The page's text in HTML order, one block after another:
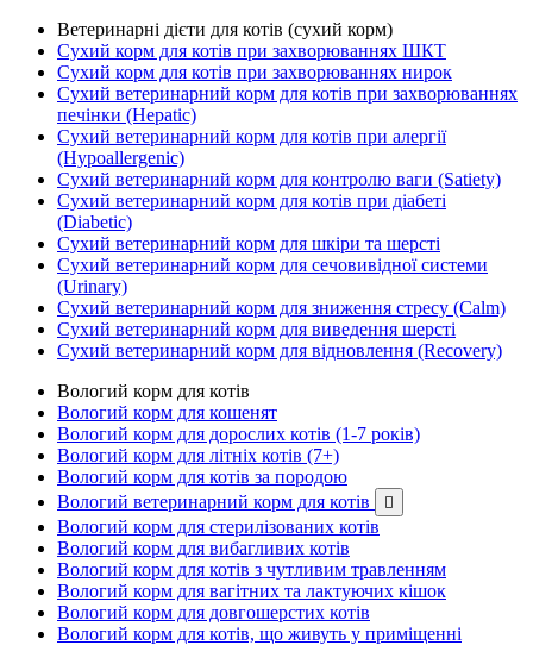
Ветеринарні дієти для котів (сухий корм)
Сухий корм для котів при захворюваннях ШКТ
Сухий корм для котів при захворюваннях нирок
Сухий ветеринарний корм для котів при захворюваннях
печінки (Hepatic)
Сухий ветеринарний корм для котів при алергії
(Hypoallergenic)
Сухий ветеринарний корм для контролю ваги (Satiety)
Сухий ветеринарний корм для котів при діабеті
(Diabetic)
Сухий ветеринарний корм для шкіри та шерсті
Сухий ветеринарний корм для сечовивідної системи
(Urinary)
Сухий ветеринарний корм для зниження стресу (Calm)
Сухий ветеринарний корм для виведення шерсті
Сухий ветеринарний корм для відновлення (Recovery)
Вологий корм для котів
Вологий корм для кошенят
Вологий корм для дорослих котів (1-7 років)
Вологий корм для літніх котів (7+)
Вологий корм для котів за породою
Вологий ветеринарний корм для котів

Вологий корм для стерилізованих котів
Вологий корм для вибагливих котів
Вологий корм для котів з чутливим травленням
Вологий корм для вагітних та лактуючих кішок
Вологий корм для довгошерстих котів
Вологий корм для котів, що живуть у приміщенні